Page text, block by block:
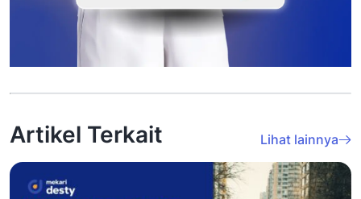
Artikel Terkait Lihat lainnya